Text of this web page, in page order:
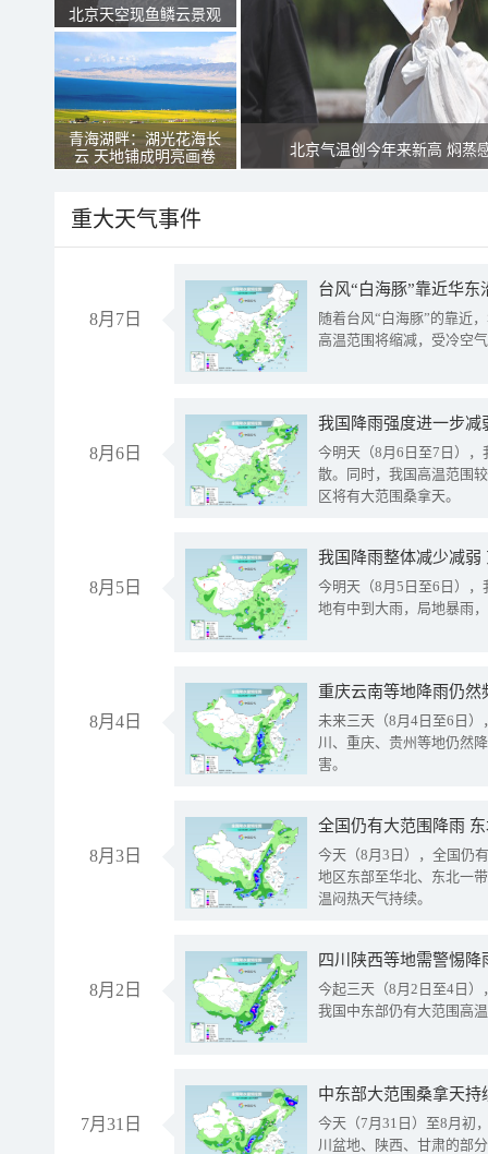
北京天空现鱼鳞云景观
青海湖畔：湖光花海长
云 天地铺成明亮画卷
北京气温创今年来新高 焖蒸
重大天气事件
8月7日
台风“白海豚”靠近华
随着台风“白海豚”的靠近
高温范围将缩减，受冷空
8月6日
今明天（8月6日至7日）
散。同时，我国高温范围
区将有大范围桑拿天。
8月5日
我国降雨整体减少减弱
今明天（8月5日至6日）
地有中到大雨，局地暴雨
8月4日
重庆云南等地降雨仍然
未来三天（8月4日至6日
川、重庆、贵州等地仍然
害。
8月3日
全国仍有大范围降雨
今天（8月3日），全国仍
地区东部至华北、东北一
温闷热天气持续。
8月2日
今起三天（8月2日至4日
我国中东部仍有大范围高
7月31日
中东部大范围桑拿天
今天（7月31日）至8月初
川盆地、陕西、甘肃的部